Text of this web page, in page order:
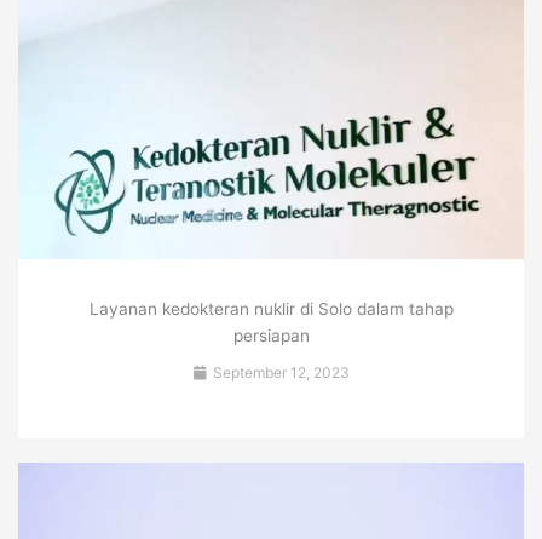
Layanan kedokteran nuklir di Solo dalam tahap
persiapan
September 12, 2023